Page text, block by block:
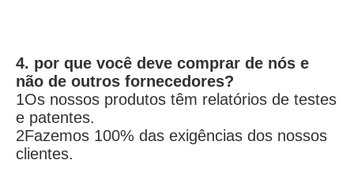
4. por que você deve comprar de nós e
não de outros fornecedores?
1Os nossos produtos têm relatórios de testes
e patentes.
2Fazemos 100% das exigências dos nossos
clientes.